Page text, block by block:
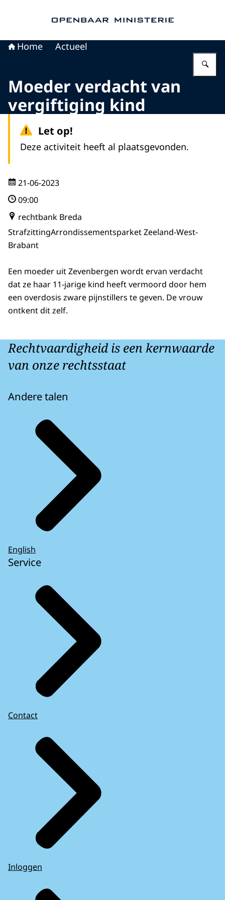
Home Actueel
Moeder verdacht van
vergiftiging kind
Let op!
Deze activiteit heeft al plaatsgevonden.
21-06-2023
09:00
rechtbank Breda
StrafzittingArrondissementsparket Zeeland-West-
Brabant
Een moeder uit Zevenbergen wordt ervan verdacht
dat ze haar 11-jarige kind heeft vermoord door hem
een overdosis zware pijnstillers te geven. De vrouw
ontkent dit zelf.
Rechtvaardigheid is een kernwaarde
van onze rechtsstaat
Andere talen
English
Service
Contact
Inloggen